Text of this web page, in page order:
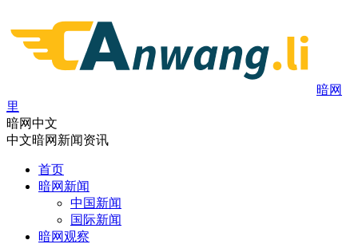
暗网
里
暗网中文
中文暗网新闻资讯
首页
暗网新闻
中国新闻
国际新闻
暗网观察